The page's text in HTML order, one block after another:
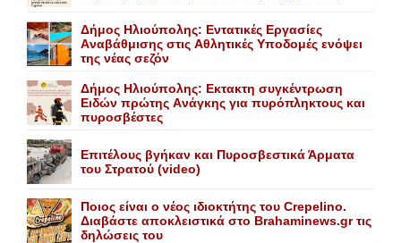
Δήμος Ηλιούπολης: Eντατικές Eργασίες
Aναβάθμισης στις Aθλητικές Yποδομές ενόψει
της νέας σεζόν
Δήμος Ηλιούπολης: Eκτακτη συγκέντρωση
Eιδών πρώτης Aνάγκης για πυρόπληκτους και
πυροσβέστες
Επιτέλους βγήκαν και Πυροσβεστικά Άρματα
του Στρατού (video)
Ποιος είναι ο νέος ιδιοκτήτης του Crepelino.
Διαβάστε αποκλειστικά στο Brahaminews.gr τις
δηλώσεις του